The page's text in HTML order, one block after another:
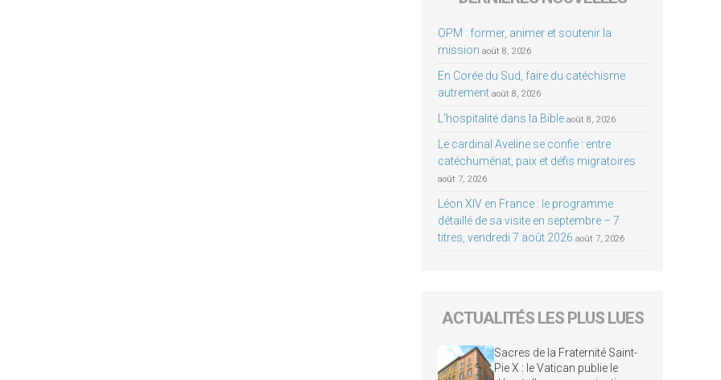
OPM : former, animer et soutenir la
mission août 8, 2026
En Corée du Sud, faire du catéchisme
autrement août 8, 2026
L’hospitalité dans la Bible août 8, 2026
Le cardinal Aveline se confie : entre
catéchuménat, paix et défis migratoires
août 7, 2026
Léon XIV en France : le programme
détaillé de sa visite en septembre – 7
titres, vendredi 7 août 2026 août 7, 2026
ACTUALITÉS LES PLUS LUES
Sacres de la Fraternité Saint-
Pie X : le Vatican publie le